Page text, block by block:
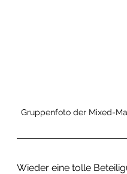
Gruppenfoto der Mixed-
Wieder eine tolle